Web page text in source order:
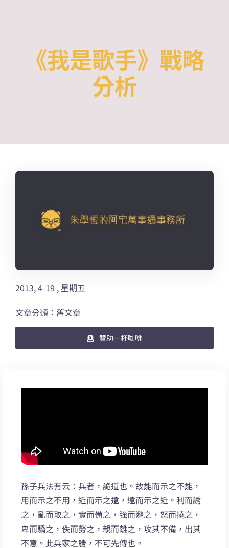
《我是歌手》戰略
分析
2013, 4-19 , 星期五
文章分類：舊文章
贊助一杯咖啡
孫子兵法有云：兵者，詭道也。故能而示之不能，
用而示之不用，近而示之遠，遠而示之近。利而誘
之，亂而取之，實而備之，強而避之，怒而撓之，
卑而驕之，佚而勞之，親而離之，攻其不備，出其
不意。此兵家之勝，不可先傳也。